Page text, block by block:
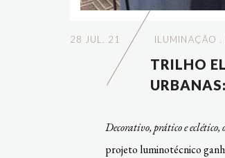
28 JUL. 21 ILUMINAÇÃO
TRILHO
Decorativo, prático e
projeto luminotécnico